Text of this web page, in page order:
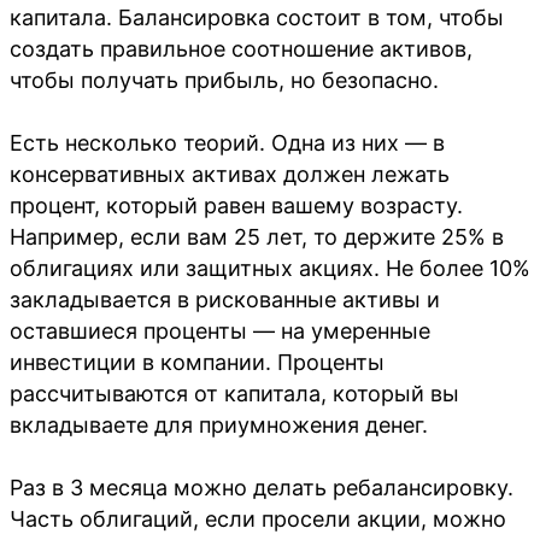
капитала. Балансировка состоит в том, чтобы
создать правильное соотношение активов,
чтобы получать прибыль, но безопасно.
Есть несколько теорий. Одна из них — в
консервативных активах должен лежать
процент, который равен вашему возрасту.
Например, если вам 25 лет, то держите 25% в
облигациях или защитных акциях. Не более 10%
закладывается в рискованные активы и
оставшиеся проценты — на умеренные
инвестиции в компании. Проценты
рассчитываются от капитала, который вы
вкладываете для приумножения денег.
Раз в 3 месяца можно делать ребалансировку.
Часть облигаций, если просели акции, можно